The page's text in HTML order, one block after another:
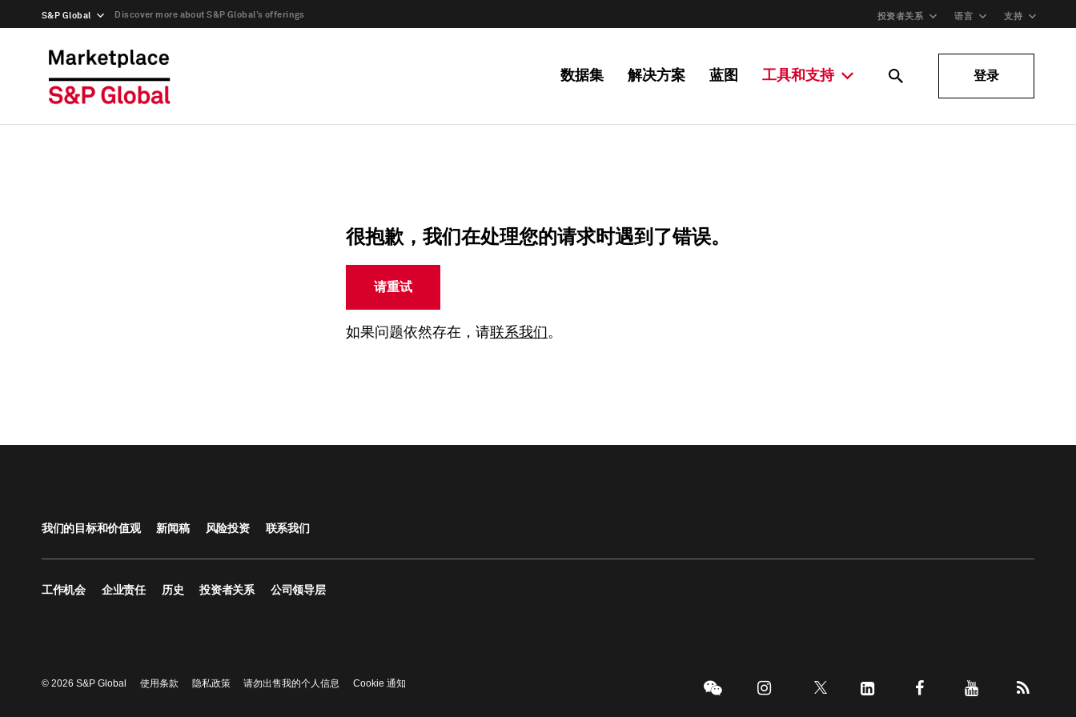
S&P Global Discover more about S&P Global’s offerings 投资者关系 语言 支持
数据集 解决方案 蓝图 工具和支持 登录
很抱歉，我们在处理您的请求时遇到了错误。
请重试
如果问题依然存在，请联系我们 。
我们的目标和价值观 新闻稿 风险投资 联系我们
工作机会 企业责任 历史 投资者关系 公司领导层
© 2026 S&P Global 使用条款 隐私政策 请勿出售我的个人信息 Cookie 通知